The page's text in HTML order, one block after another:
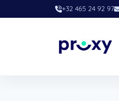
+32 465 24 92 97